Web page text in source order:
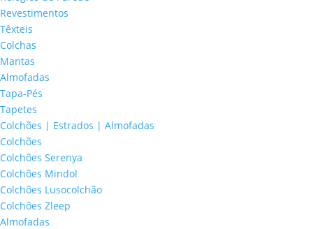
Revestimentos
Têxteis
Colchas
Mantas
Almofadas
Tapa-Pés
Tapetes
Colchões | Estrados | Almofadas
Colchões
Colchões Serenya
Colchões Mindol
Colchões Lusocolchão
Colchões Zleep
Almofadas